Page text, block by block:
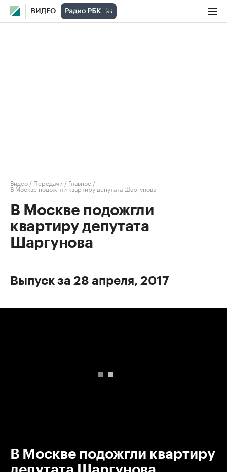
ВИДЕО
Видео / Передачи / Главное /
В Москве подожгли квартиру депутата Шаргунова
В Москве подожгли
квартиру депутата
Шаргунова
Выпуск за 28 апреля, 2017
В Москве подожгли квартиру